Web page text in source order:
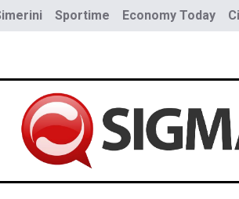
Sportime Economy Today